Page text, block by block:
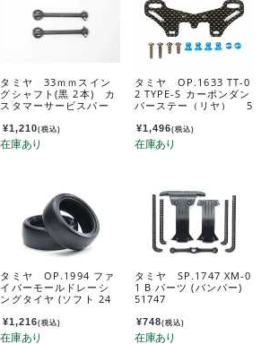
タミヤ 33ｍｍスイン
グシャフト(黒 2本) カ
スタマーサービスパー
¥1,210(税込)
タミヤ OP.1633 TT-0
2 TYPE-S カーボンダン
パーステー（リヤ） 5
¥1,496(税込)
タミヤ OP.1994 ファ
イバーモールドレーシ
ングタイヤ (ソフト 24
¥1,216(税込)
タミヤ SP.1747 XM-0
1 B パーツ (バンパー)
51747
¥748(税込)